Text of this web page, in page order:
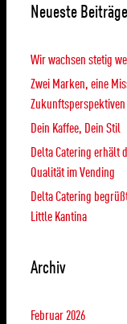
Neueste Beiträge
Wir wachsen stetig
Zwei Marken, eine
Zukunftsperspektiven
Dein Kaffee, Dein Stil
Delta Catering erhält
Qualität im Vending
Delta Catering
Little Kantina
Archiv
Februar 2026